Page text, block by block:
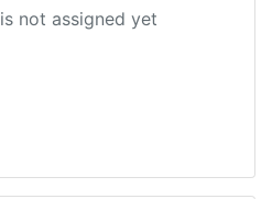
not assigned yet